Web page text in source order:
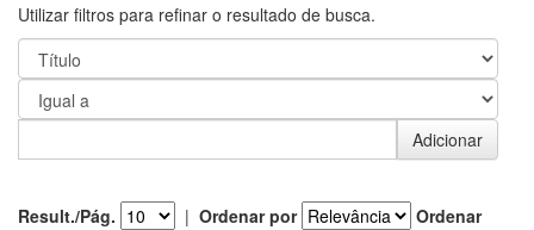
Utilizar filtros para refinar o resultado de busca.
Result./Pág. | Ordenar por
Ordenar